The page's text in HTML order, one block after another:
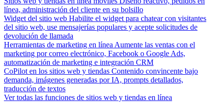
línea, administración del cliente en su bolsillo
Widget del sitio web Habilite el widget para chatear con visitantes
del sitio web, use mensajerías populares y acepte solicitudes de
devolución de llamada
Herramientas de marketing en línea Aumente las ventas con el
marketing por correo electrónico, Facebook o Google Ads,
automatización de marketing e integración CRM
CoPilot en los sitios web y tiendas Contenido convincente bajo
demanda, imágenes generadas por IA, prompts detallados,
traducción de textos
Ver todas las funciones de sitios web y tiendas en línea